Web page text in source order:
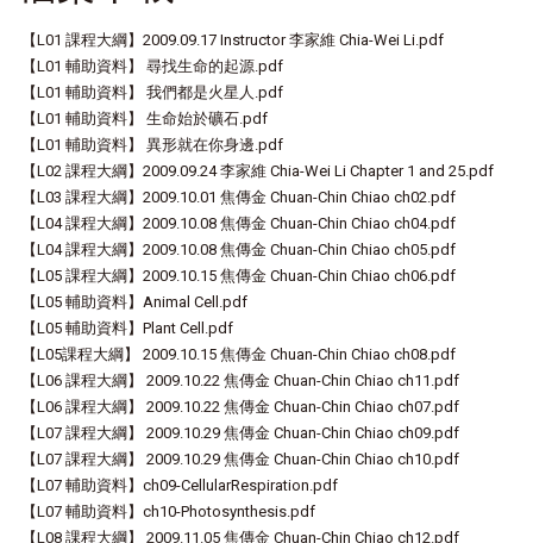
【L01 課程大綱】2009.09.17 Instructor 李家維 Chia-Wei Li.pdf
【L01 輔助資料】 尋找生命的起源.pdf
【L01 輔助資料】 我們都是火星人.pdf
【L01 輔助資料】 生命始於礦石.pdf
【L01 輔助資料】 異形就在你身邊.pdf
【L02 課程大綱】2009.09.24 李家維 Chia-Wei Li Chapter 1 and 25.pdf
【L03 課程大綱】2009.10.01 焦傳金 Chuan-Chin Chiao ch02.pdf
【L04 課程大綱】2009.10.08 焦傳金 Chuan-Chin Chiao ch04.pdf
【L04 課程大綱】2009.10.08 焦傳金 Chuan-Chin Chiao ch05.pdf
【L05 課程大綱】2009.10.15 焦傳金 Chuan-Chin Chiao ch06.pdf
【L05 輔助資料】Animal Cell.pdf
【L05 輔助資料】Plant Cell.pdf
【L05課程大綱】 2009.10.15 焦傳金 Chuan-Chin Chiao ch08.pdf
【L06 課程大綱】 2009.10.22 焦傳金 Chuan-Chin Chiao ch11.pdf
【L06 課程大綱】 2009.10.22 焦傳金 Chuan-Chin Chiao ch07.pdf
【L07 課程大綱】 2009.10.29 焦傳金 Chuan-Chin Chiao ch09.pdf
【L07 課程大綱】 2009.10.29 焦傳金 Chuan-Chin Chiao ch10.pdf
【L07 輔助資料】ch09-CellularRespiration.pdf
【L07 輔助資料】ch10-Photosynthesis.pdf
【L08 課程大綱】 2009.11.05 焦傳金 Chuan-Chin Chiao ch12.pdf